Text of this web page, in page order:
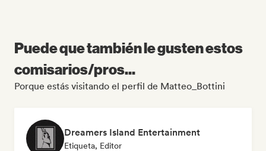
Puede que también le gusten estos
comisarios/pros...
Porque estás visitando el perfil de Matteo_Bottini
Dreamers Island Entertainment
Etiqueta, Editor